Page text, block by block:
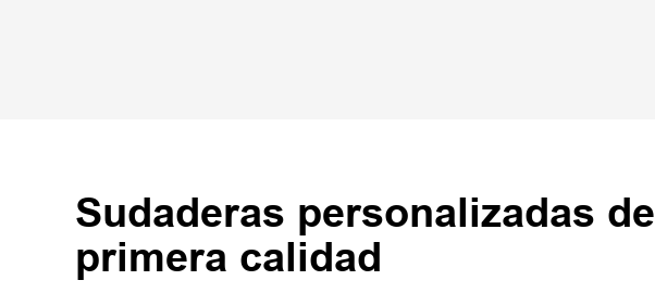
Sudaderas personalizadas de
primera calidad